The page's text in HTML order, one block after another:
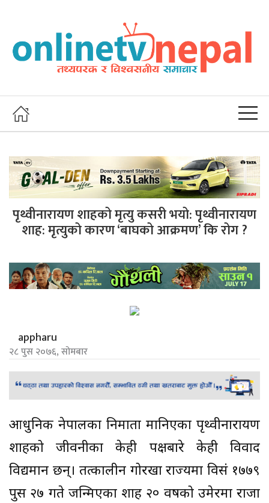
पृथ्वीनारायण शाहको मृत्यु कसरी भयो: पृथ्वीनारायण
शाह: मृत्युको कारण ‘बाघको आक्रमण’ कि रोग ?
appharu
२८ पुस २०७६, सोमबार
आधुनिक नेपालका निर्माता मानिएका पृथ्वीनारायण
शाहको जीवनीका केही पक्षबारे केही विवाद
विद्यमान छन्। तत्कालीन गोरखा राज्यमा विसं १७७९
पुस २७ गते जन्मिएका शाह २० वर्षको उमेरमा राजा